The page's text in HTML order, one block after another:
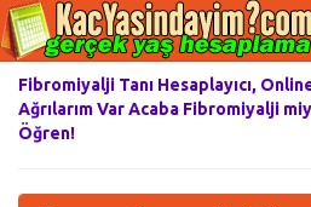
Fibromiyalji Tanı Hesaplayıcı,
Ağrılarım Var Acaba Fibromiyalji
Öğren!